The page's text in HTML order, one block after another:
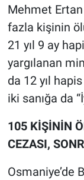
Mehmet
fazla kişinin
21 yıl 9 ay
yargılanan
da 12 yıl
iki sanığa da
105 KİŞİNİN
CEZASI,
Osmaniye’de